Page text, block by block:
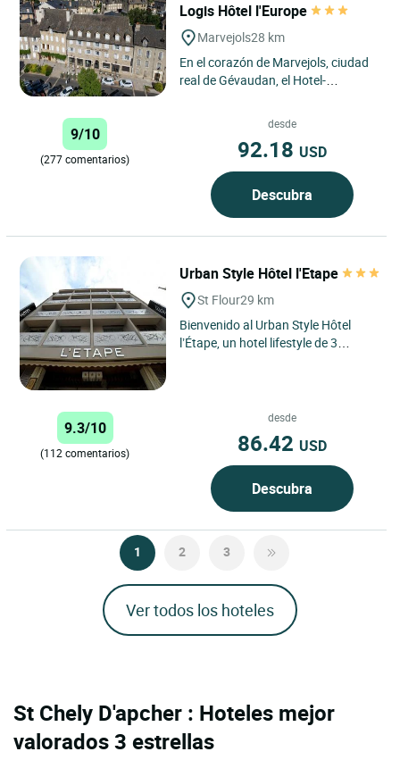
Logis Hôtel l'Europe
Marvejols28 km
En el corazón de Marvejols, ciudad
real de Gévaudan, el Hotel-
(completamente renovado). El
9/10
(277 comentarios)
desde
92.18 USD
Descubra
Urban Style Hôtel l'Etape
St Flour29 km
Bienvenido al Urban Style Hôtel
l’Étape, un hotel lifestyle de 3
9.3/10
(112 comentarios)
desde
86.42 USD
Descubra
1 2 3
Ver todos los hoteles
St Chely D'apcher : Hoteles mejor
valorados 3 estrellas